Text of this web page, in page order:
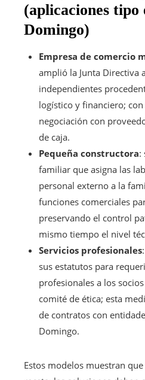
(aplicaciones tipo
Domingo)
Empresa de comercio
amplió la Junta Directiva
independientes
logístico y financiero;
negociación con
de caja.
Pequeña constructora:
familiar que asigna las
personal externo a la
funciones comerciales
preservando el control
mismo tiempo el nivel
Servicios profesionales
sus estatutos para
profesionales a los
comité de ética; esta
de contratos con
Domingo.
Estos modelos muestran